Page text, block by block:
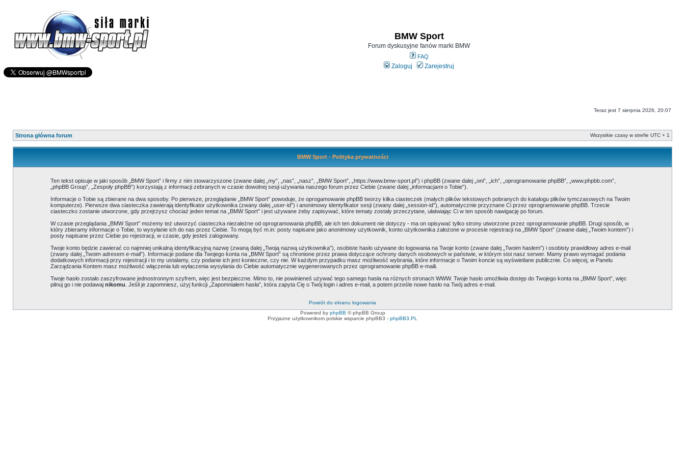
BMW Sport
Forum dyskusyjne fanów marki BMW
FAQ
Zaloguj Zarejestruj
Teraz jest 7 sierpnia 2026, 20:07
Strona główna forum Wszystkie czasy w strefie UTC + 1
BMW Sport - Polityka prywatności
Ten tekst opisuje w jaki sposób „BMW Sport” i firmy z nim stowarzyszone (zwane dalej „my”, „nas”, „nasz”, „BMW Sport”, „https://www.bmw-sport.pl”) i phpBB (zwane dalej „oni”, „ich”, „oprogramowanie phpBB”, „www.phpbb.com”,
„phpBB Group”, „Zespoły phpBB”) korzystają z informacji zebranych w czasie dowolnej sesji używania naszego forum przez Ciebie (zwane dalej „informacjami o Tobie”).
Informacje o Tobie są zbierane na dwa sposoby. Po pierwsze, przeglądanie „BMW Sport” powoduje, że oprogamowanie phpBB tworzy kilka ciasteczek (małych plików tekstowych pobranych do katalogu plików tymczasowych na Twoim
komputerze). Pierwsze dwa ciasteczka zawierają identyfikator użytkownika (zwany dalej „user-id”) i anonimowy identyfikator sesji (zwany dalej „session-id”), automatycznie przyznane Ci przez oprogramowanie phpBB. Trzecie
ciasteczko zostanie utworzone, gdy przejrzysz chociaż jeden temat na „BMW Sport” i jest używane żeby zapisywać, które tematy zostały przeczytane, ułatwiając Ci w ten sposób nawigację po forum.
W czasie przeglądania „BMW Sport” możemy też utworzyć ciasteczka niezależne od oprogramowania phpBB, ale ich ten dokument nie dotyczy - ma on opisywać tylko strony utworzone przez oprogramowanie phpBB. Drugi sposób, w
który zbieramy informacje o Tobie, to wysyłanie ich do nas przez Ciebie. To mogą być m.in: posty napisane jako anonimowy użytkownik, konto użytkownika założone w procesie rejestracji na „BMW Sport” (zwane dalej „Twoim kontem”) i
posty napisane przez Ciebie po rejestracji, w czasie, gdy jesteś zalogowany.
Twoje konto będzie zawierać co najmniej unikalną identyfikacyjną nazwę (zwaną dalej „Twoją nazwą użytkownika”), osobiste hasło używane do logowania na Twoje konto (zwane dalej „Twoim hasłem”) i osobisty prawidłowy adres e-mail
(zwany dalej „Twoim adresem e-mail”). Informacje podane dla Twojego konta na „BMW Sport” są chronione przez prawa dotyczące ochrony danych osobowych w państwie, w którym stoi nasz serwer. Mamy prawo wymagać podania
dodatkowych informacji przy rejestracji i to my ustalamy, czy podanie ich jest konieczne, czy nie. W każdym przypadku masz możliwość wybrania, które informacje o Twoim koncie są wyświetlane publicznie. Co więcej, w Panelu
Zarządzania Kontem masz możliwość włączenia lub wyłaczenia wysyłania do Ciebie automatycznie wygenerowanych przez oprogramowanie phpBB e-maili.
Twoje hasło zostało zaszyfrowane jednostronnym szyfrem, więc jest bezpieczne. Mimo to, nie powinieneś używać tego samego hasła na różnych stronach WWW. Twoje hasło umożliwia dostęp do Twojego konta na „BMW Sport”, więc
pilnuj go i nie podawaj nikomu . Jeśli je zapomniesz, użyj funkcji „Zapomniałem hasła”, która zapyta Cię o Twój login i adres e-mail, a potem prześle nowe hasło na Twój adres e-mail.
Powrót do ekranu logowania
Powered by phpBB © phpBB Group
Przyjazne użytkownikom polskie wsparcie phpBB3 - phpBB3.PL